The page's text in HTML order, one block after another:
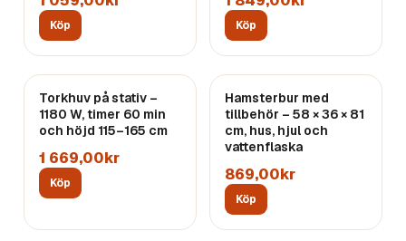
Köp Köp
Torkhuv på stativ –
1180 W, timer 60 min
och höjd 115–165 cm
1 669,00kr
Köp
Hamsterbur med
tillbehör – 58 × 36 × 81
cm, hus, hjul och
vattenflaska
869,00kr
Köp